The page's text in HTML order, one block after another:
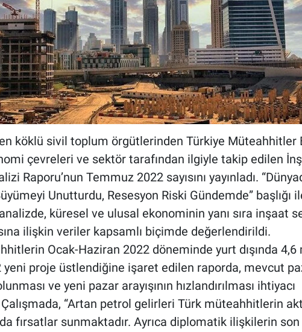
en köklü sivil toplum örgütlerinden Türkiye Müteahhitler
çevreleri ve sektör tarafından ilgiyle takip edilen
Raporu’nun Temmuz 2022 sayısını yayınladı.
Unutturdu, Resesyon Riski Gündemde” başlığı
küresel ve ulusal ekonominin yanı sıra inşaat
ilişkin veriler kapsamlı biçimde değerlendirildi.
Ocak-Haziran 2022 döneminde yurt dışında 4,6
yeni proje üstlendiğine işaret edilen raporda, mevcut
ve yeni pazar arayışının hızlandırılması ihtiyacı
Çalışmada, “Artan petrol gelirleri Türk müteahhitlerin
fırsatlar sunmaktadır. Ayrıca diplomatik ilişkilerin son